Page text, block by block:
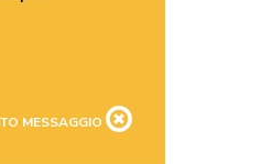
MESSAGGIO